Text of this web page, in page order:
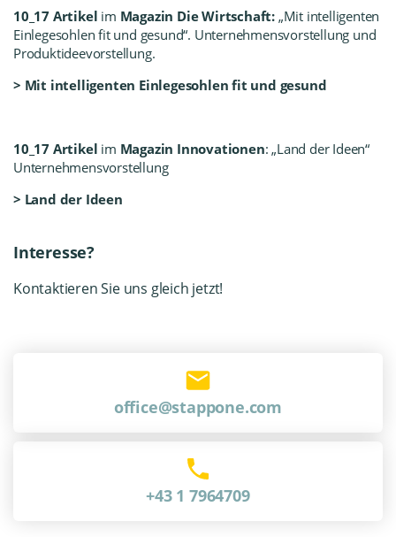
10_17 Artikel im Magazin Die Wirtschaft: „Mit intelligenten
Einlegesohlen fit und gesund“. Unternehmensvorstellung und
Produktideevorstellung.
> Mit intelligenten Einlegesohlen fit und gesund
10_17 Artikel im Magazin Innovationen: „Land der Ideen“
Unternehmensvorstellung
> Land der Ideen
Interesse?
Kontaktieren Sie uns gleich jetzt!
office@stappone.com
+43 1 7964709